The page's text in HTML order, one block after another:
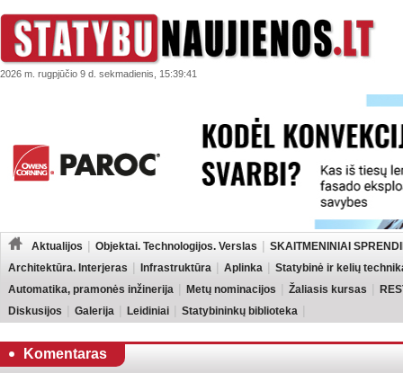
2026 m. rugpjūčio 9 d. sekmadienis, 15:39:41
Aktualijos Objektai. Technologijos. Verslas
SKAITMENINIAI
Architektūra. Interjeras
Infrastruktūra Aplinka
Statybinė ir kelių
Automatika, pramonės inžinerija
Metų nominacijos Žaliasis kursas
Diskusijos
Galerija Leidiniai Statybininkų biblioteka
Komentaras